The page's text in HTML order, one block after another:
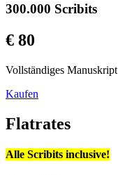
300.000 Scribits
€ 80
Vollständiges Manuskript
Kaufen
Flatrates
Alle Scribits inclusive!